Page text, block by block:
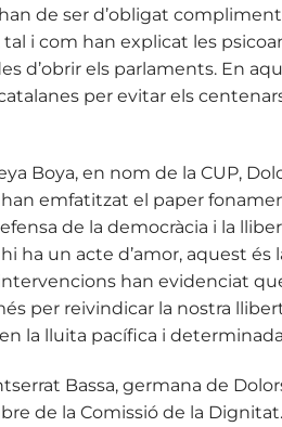
de ser d’obligat
i com han explicat les
d’obrir els parlaments. En
per evitar els
Boya, en nom de la CUP,
han emfatitzat el paper
de la democràcia i la
ha un acte d’amor, aquest
han evidenciat
per reivindicar la nostra
la lluita pacífica i
Bassa, germana de
de la Comissió de la